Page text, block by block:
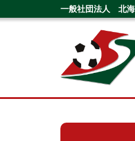
一般社団法人 北